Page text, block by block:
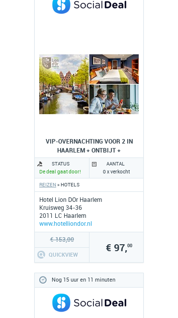
VIP-OVERNACHTING VOOR 2 IN
HAARLEM + ONTBIJT +
BORRELPLANK
Hotel Lion DOr Haarlem
Kruisweg 34-36
2011 LC Haarlem
www.hotelliondor.nl
REIZEN» HOTELS
STATUS
De deal gaat door!
AANTAL
0 x verkocht
€ 153,00
QUICKVIEW
€ 97,00
Nog 15 uur en 11 minuten